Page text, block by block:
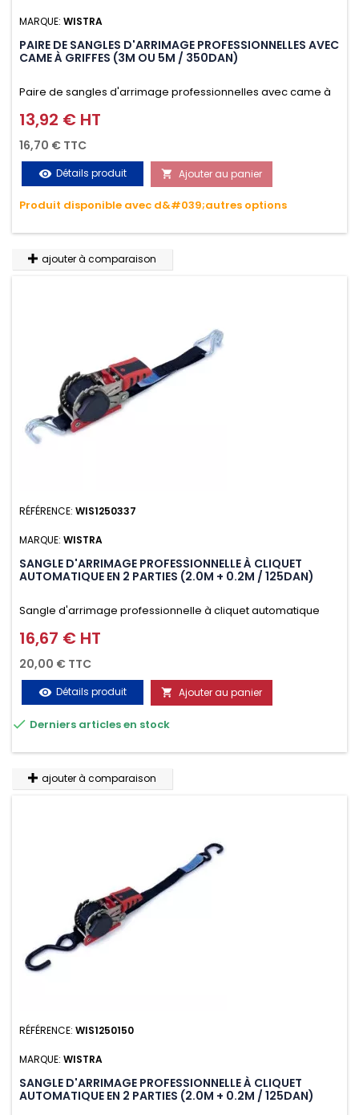
MARQUE: WISTRA
PAIRE DE SANGLES D'ARRIMAGE PROFESSIONNELLES AVEC
CAME À GRIFFES (3M OU 5M / 350DAN)
Paire de sangles d'arrimage professionnelles avec came à
griffes (3M ou 5M / 350daN), simple et rapide d'utilisation.
Permet d'arrimer et de sécuriser vos chargements pendant
le transport. Matière polyester très résistante aux UV et aux
variations de températures, n'absorbe pas l'eau.
Prix
13,92 € HT
16,70 € TTC
visibility Détails produit  Ajouter au panier
Produit disponible avec d&#039;autres options
ajouter à comparaison
RÉFÉRENCE: WIS1250337
MARQUE: WISTRA
SANGLE D'ARRIMAGE PROFESSIONNELLE À CLIQUET
AUTOMATIQUE EN 2 PARTIES (2.0M + 0.2M / 125DAN)
Sangle d'arrimage professionnelle à cliquet automatique
avec crochet deux doigts soudés en J en 2 parties (2.0M +
0.2M / 125daN), simple et rapide d'utilisation. Permet
d'arrimer et de sécuriser vos chargements pendant le
transport. Matière polyester très résistante aux UV et aux
variations de températures, n'absorbe pas l'eau.
Prix
16,67 € HT
20,00 € TTC
visibility Détails produit  Ajouter au panier
 Derniers articles en stock
ajouter à comparaison
RÉFÉRENCE: WIS1250150
MARQUE: WISTRA
SANGLE D'ARRIMAGE PROFESSIONNELLE À CLIQUET
AUTOMATIQUE EN 2 PARTIES (2.0M + 0.2M / 125DAN)